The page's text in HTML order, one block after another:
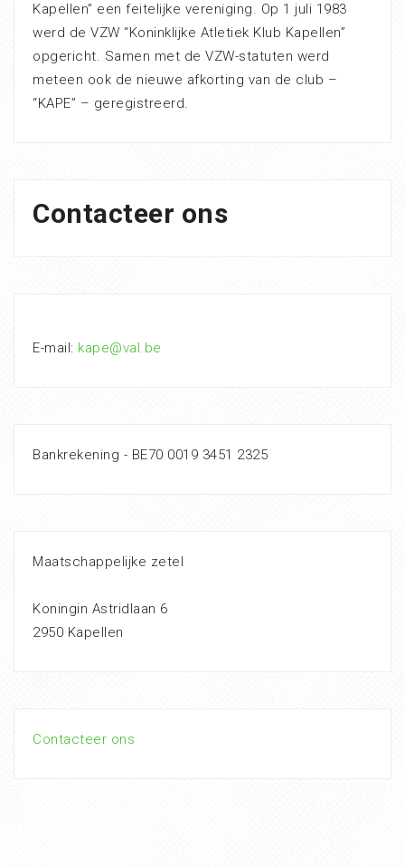
Kapellen” een feitelijke vereniging. Op 1 juli 1983
werd de VZW “Koninklijke Atletiek Klub Kapellen”
opgericht. Samen met de VZW-statuten werd
meteen ook de nieuwe afkorting van de club –
“KAPE” – geregistreerd.
Contacteer ons
E-mail: kape@val.be
Bankrekening - BE70 0019 3451 2325
Maatschappelijke zetel
Koningin Astridlaan 6
2950 Kapellen
Contacteer ons